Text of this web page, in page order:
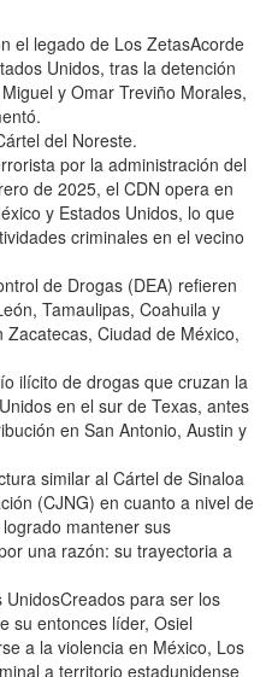
el legado de Los ZetasAcorde
Unidos, tras la detención
y Omar Treviño Morales,
del Noreste.
por la administración del
de 2025, el CDN opera en
y Estados Unidos, lo que
criminales en el vecino
de Drogas (DEA) refieren
Tamaulipas, Coahuila y
Ciudad de México,
ilícito de drogas que cruzan la
en el sur de Texas, antes
en San Antonio, Austin y
similar al Cártel de Sinaloa
(CJNG) en cuanto a nivel de
mantener sus
una razón: su trayectoria a
para ser los
su entonces líder, Osiel
a la violencia en México, Los
a territorio estadunidense